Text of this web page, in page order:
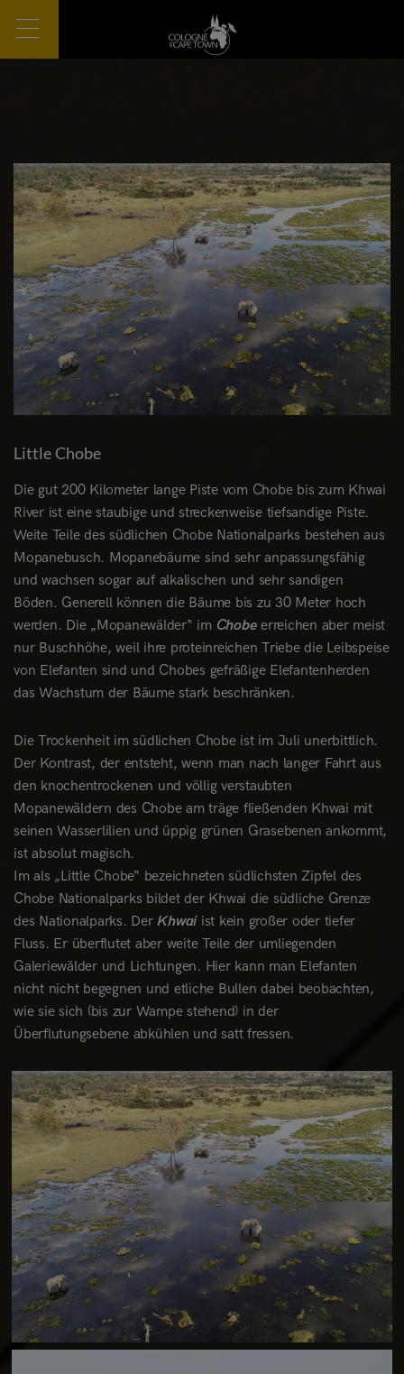
Little Chobe
Die gut 200 Kilometer lange Piste vom Chobe bis zum Khwai
River ist eine staubige und streckenweise tiefsandige Piste.
Weite Teile des südlichen Chobe Nationalparks bestehen aus
Mopanebusch. Mopanebäume sind sehr anpassungsfähig
und wachsen sogar auf alkalischen und sehr sandigen
Böden. Generell können die Bäume bis zu 30 Meter hoch
werden. Die „Mopanewälder“ im Chobe erreichen aber meist
nur Buschhöhe, weil ihre proteinreichen Triebe die Leibspeise
von Elefanten sind und Chobes gefräßige Elefantenherden
das Wachstum der Bäume stark beschränken.
Die Trockenheit im südlichen Chobe ist im Juli unerbittlich.
Der Kontrast, der entsteht, wenn man nach langer Fahrt aus
den knochentrockenen und völlig verstaubten
Mopanewäldern des Chobe am träge fließenden Khwai mit
seinen Wasserlilien und üppig grünen Grasebenen ankommt,
ist absolut magisch.
Im als „Little Chobe“ bezeichneten südlichsten Zipfel des
Chobe Nationalparks bildet der Khwai die südliche Grenze
des Nationalparks. DerKhwaiist kein großer oder tiefer
Fluss. Er überflutet aber weite Teile der umliegenden
Galeriewälder und Lichtungen. Hier kann man Elefanten
nicht nicht begegnen und etliche Bullen dabei beobachten,
wie sie sich (bis zur Wampe stehend) in der
Überflutungsebene abkühlen und satt fressen.